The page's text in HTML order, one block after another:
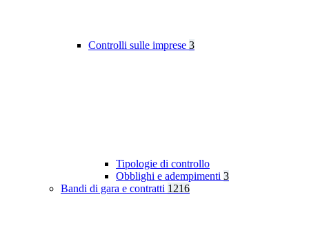
Controlli sulle imprese 3
Tipologie di controllo
Obblighi e adempimenti 3
Bandi di gara e contratti 1216